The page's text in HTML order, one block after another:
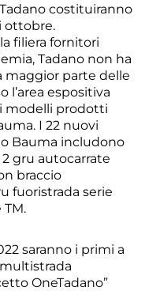
costituiranno
ottobre.
filiera fornitori
Tadano non ha
maggior parte delle
l’area espositiva
modelli prodotti
I 22 nuovi
Bauma includono
gru autocarrate
braccio
fuoristrada serie
saranno i primi a
OneTadano”